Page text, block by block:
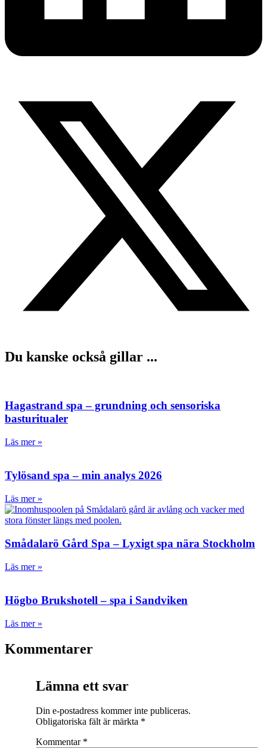
Du kanske också gillar ...
Hagastrand spa – grundning och sensoriska
basturitualer
Läs mer »
Tylösand spa – min analys 2026
Läs mer »
Smådalarö Gård Spa – Lyxigt spa nära Stockholm
Läs mer »
Högbo Brukshotell – spa i Sandviken
Läs mer »
Kommentarer
Lämna ett svar
Din e-postadress kommer inte publiceras.
Obligatoriska fält är märkta *
Kommentar *